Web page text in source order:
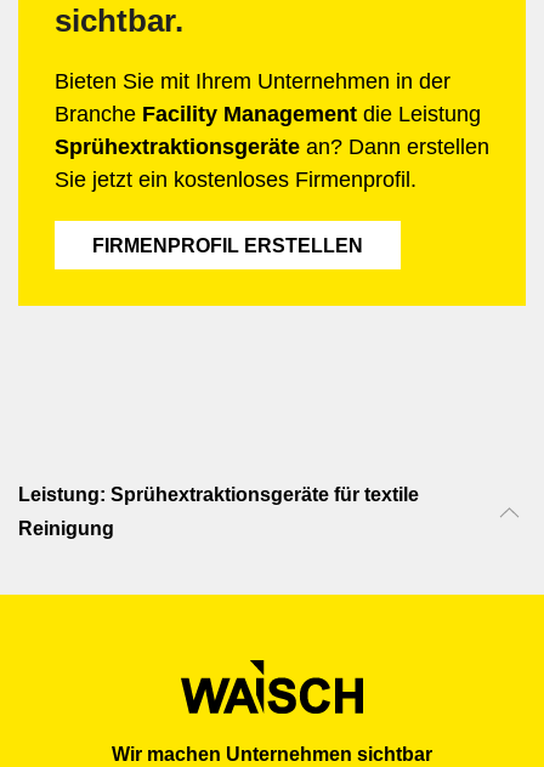
sichtbar.
Bieten Sie mit Ihrem Unternehmen in der
Branche Facility Management die Leistung
Sprühextraktionsgeräte an? Dann erstellen
Sie jetzt ein kostenloses Firmenprofil.
FIRMENPROFIL ERSTELLEN
Leistung: Sprühextraktionsgeräte für textile
Reinigung
Wir machen Unternehmen sichtbar